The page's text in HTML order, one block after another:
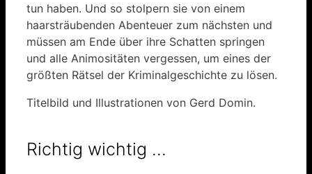
tun haben. Und so stolpern sie von einem
haarsträubenden Abenteuer zum nächsten und
müssen am Ende über ihre Schatten springen
und alle Animositäten vergessen, um eines der
größten Rätsel der Kriminalgeschichte zu lösen.
Titelbild und Illustrationen von Gerd Domin.
Richtig wichtig …